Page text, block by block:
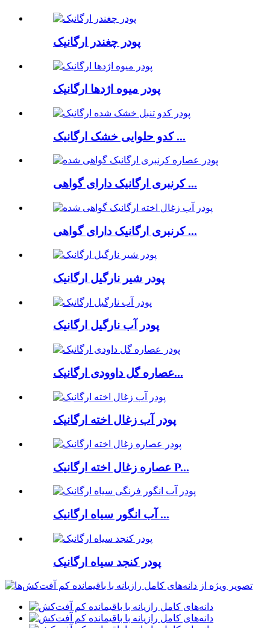
پودر چغندر ارگانیک
پودر میوه اژدها ارگانیک
کدو حلوایی خشک ارگانیک ...
کرنبری ارگانیک دارای گواهی ...
کرنبری ارگانیک دارای گواهی ...
پودر شیر نارگیل ارگانیک
پودر آب نارگیل ارگانیک
عصاره گل داوودی ارگانیک...
پودر آب زغال اخته ارگانیک
عصاره زغال اخته ارگانیک P...
آب انگور سیاه ارگانیک ...
پودر کنجد سیاه ارگانیک